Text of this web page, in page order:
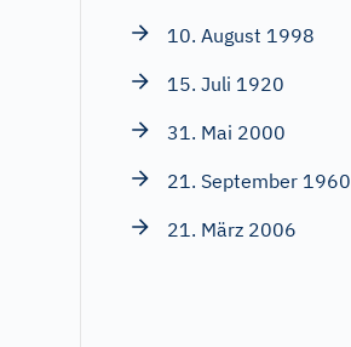
10. August 1998
15. Juli 1920
31. Mai 2000
21. September 1960
21. März 2006